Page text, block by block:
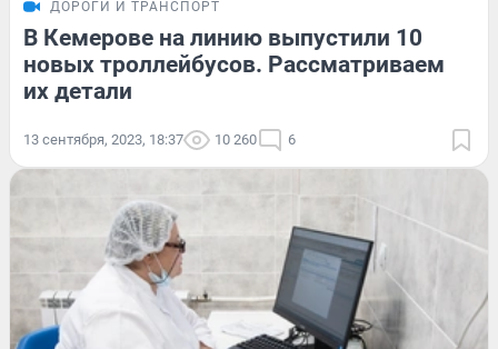
ДОРОГИ И ТРАНСПОРТ
В Кемерове на линию выпустили 10
новых троллейбусов. Рассматриваем
их детали
13 сентября, 2023, 18:37 10 260 6